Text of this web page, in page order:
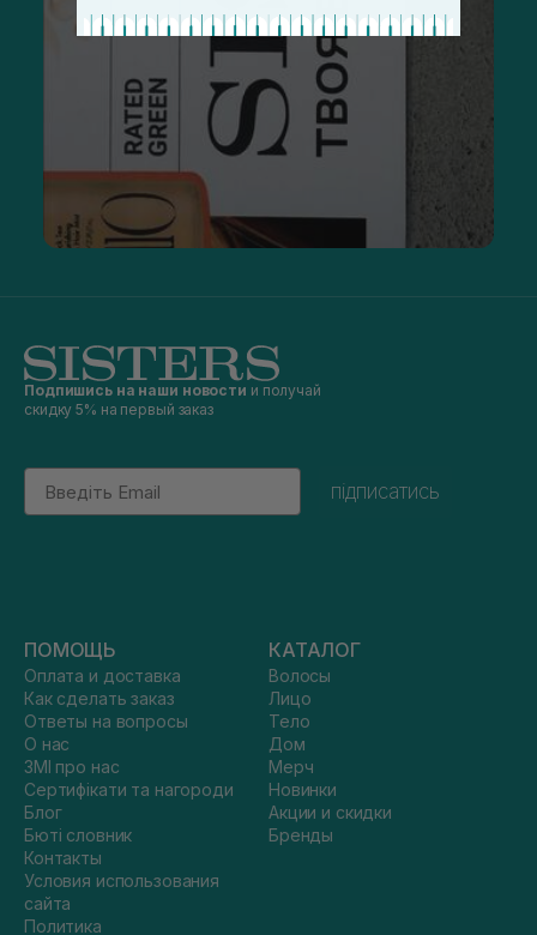
Подпишись на наши новости и получай
скидку 5% на первый заказ
Email
підписатись
ПОМОЩЬ
Оплата и доставка
Как сделать заказ
Ответы на вопросы
О нас
ЗМІ про нас
Сертифікати та нагороди
Блог
Бюті словник
Контакты
Условия использования
сайта
Политика
КАТАЛОГ
Волосы
Лицо
Тело
Дом
Мерч
Новинки
Акции и скидки
Бренды